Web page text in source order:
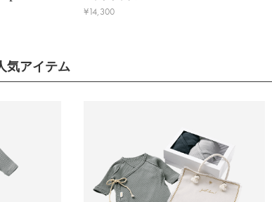
c）肩幅：
※推奨年齢は個人差がございますので、実寸を
¥14,300
気アイテム